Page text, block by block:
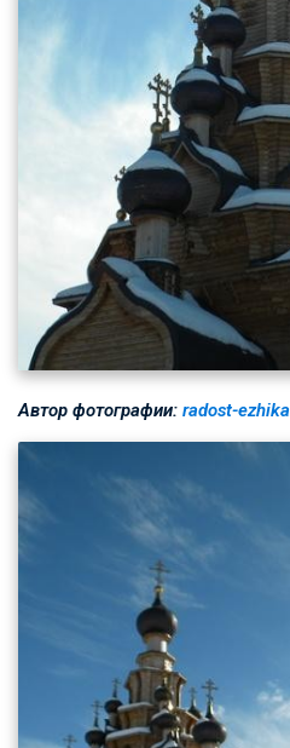
Автор фотографии: radost-ezhika